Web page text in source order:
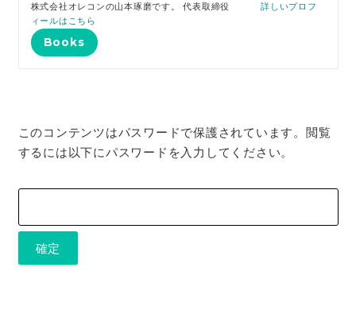
株式会社オレコンの山本琢磨です。 代表取締役 詳しいプロフ
ィールはこちら
Books
このコンテンツはパスワードで保護されています。閲覧
するには以下にパスワードを入力してください。